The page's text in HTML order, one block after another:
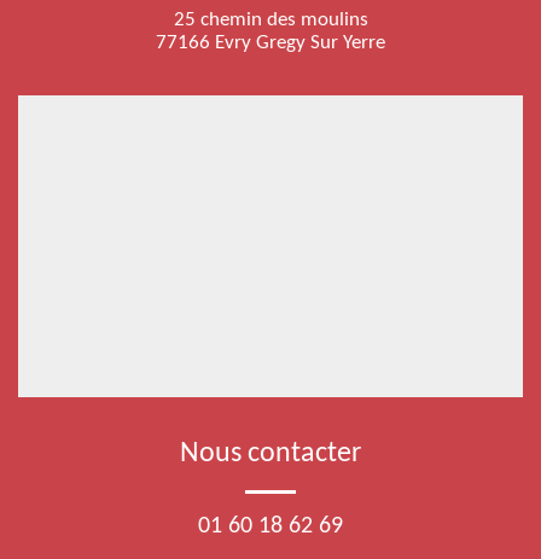
25 chemin des moulins
77166 Evry Gregy Sur Yerre
Nous contacter
01 60 18 62 69